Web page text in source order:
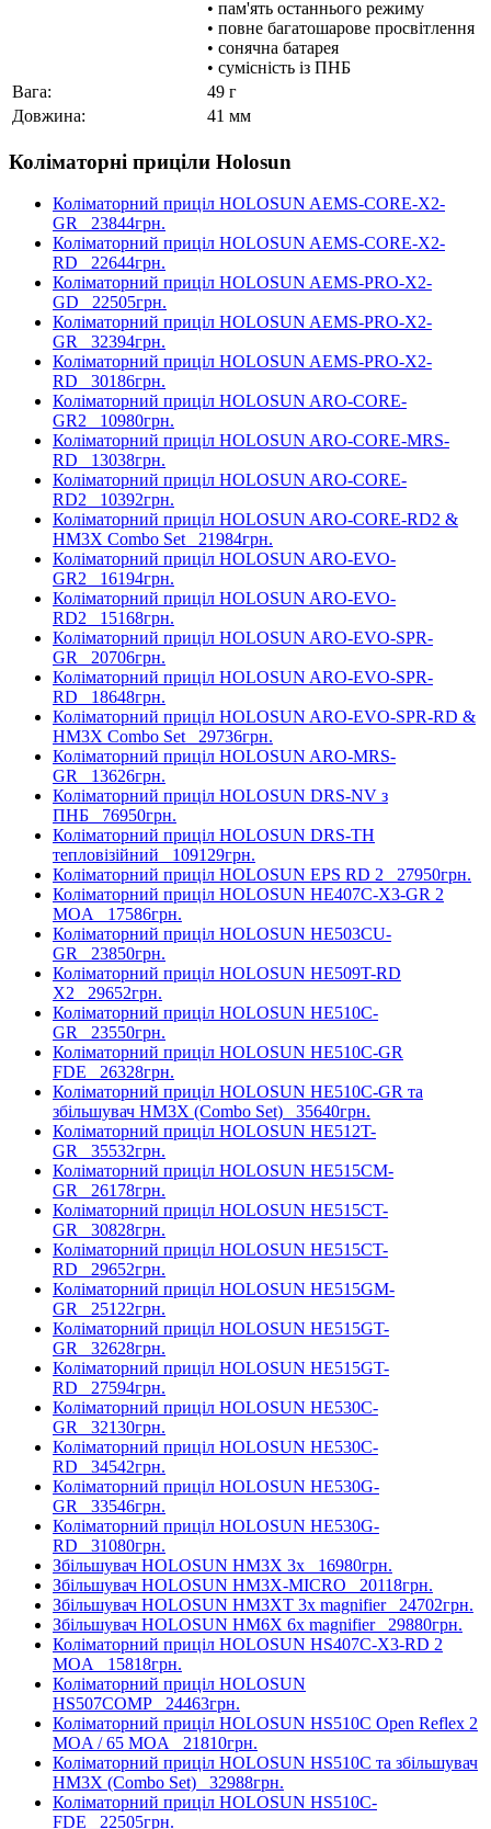
• пам'ять останнього режиму
• повне багатошарове просвітлення
• сонячна батарея
• сумісність із ПНБ
Вага:
49 г
Довжина:
41 мм
Коліматорні приціли Holosun
Коліматорний приціл HOLOSUN AEMS-CORE-X2-
GR 23844грн.
Коліматорний приціл HOLOSUN AEMS-CORE-X2-
RD 22644грн.
Коліматорний приціл HOLOSUN AEMS-PRO-X2-
GD 22505грн.
Коліматорний приціл HOLOSUN AEMS-PRO-X2-
GR 32394грн.
Коліматорний приціл HOLOSUN AEMS-PRO-X2-
RD 30186грн.
Коліматорний приціл HOLOSUN ARO-CORE-
GR2 10980грн.
Коліматорний приціл HOLOSUN ARO-CORE-MRS-
RD 13038грн.
Коліматорний приціл HOLOSUN ARO-CORE-
RD2 10392грн.
Коліматорний приціл HOLOSUN ARO-CORE-RD2 &
HM3X Combo Set 21984грн.
Коліматорний приціл HOLOSUN ARO-EVO-
GR2 16194грн.
Коліматорний приціл HOLOSUN ARO-EVO-
RD2 15168грн.
Коліматорний приціл HOLOSUN ARO-EVO-SPR-
GR 20706грн.
Коліматорний приціл HOLOSUN ARO-EVO-SPR-
RD 18648грн.
Коліматорний приціл HOLOSUN ARO-EVO-SPR-RD &
HM3X Combo Set 29736грн.
Коліматорний приціл HOLOSUN ARO-MRS-
GR 13626грн.
Коліматорний приціл HOLOSUN DRS-NV з
ПНБ 76950грн.
Коліматорний приціл HOLOSUN DRS-TH
тепловізійний 109129грн.
Коліматорний приціл HOLOSUN EPS RD 2 27950грн.
Коліматорний приціл HOLOSUN HE407C-X3-GR 2
MOA 17586грн.
Коліматорний приціл HOLOSUN HE503CU-
GR 23850грн.
Коліматорний приціл HOLOSUN HE509T-RD
X2 29652грн.
Коліматорний приціл HOLOSUN HE510C-
GR 23550грн.
Коліматорний приціл HOLOSUN HE510C-GR
FDE 26328грн.
Коліматорний приціл HOLOSUN HE510C-GR та
збільшувач HM3X (Combo Set) 35640грн.
Коліматорний приціл HOLOSUN HE512T-
GR 35532грн.
Коліматорний приціл HOLOSUN HE515CM-
GR 26178грн.
Коліматорний приціл HOLOSUN HE515CT-
GR 30828грн.
Коліматорний приціл HOLOSUN HE515CT-
RD 29652грн.
Коліматорний приціл HOLOSUN HE515GM-
GR 25122грн.
Коліматорний приціл HOLOSUN HE515GT-
GR 32628грн.
Коліматорний приціл HOLOSUN HE515GT-
RD 27594грн.
Коліматорний приціл HOLOSUN HE530C-
GR 32130грн.
Коліматорний приціл HOLOSUN HE530C-
RD 34542грн.
Коліматорний приціл HOLOSUN HE530G-
GR 33546грн.
Коліматорний приціл HOLOSUN HE530G-
RD 31080грн.
Збільшувач HOLOSUN HM3X 3x 16980грн.
Збільшувач HOLOSUN HM3X-MICRO 20118грн.
Збільшувач HOLOSUN HM3XT 3x magnifier 24702грн.
Збільшувач HOLOSUN HM6X 6x magnifier 29880грн.
Коліматорний приціл HOLOSUN HS407C-X3-RD 2
MOA 15818грн.
Коліматорний приціл HOLOSUN
HS507COMP 24463грн.
Коліматорний приціл HOLOSUN HS510C Open Reflex 2
MOA / 65 MOA 21810грн.
Коліматорний приціл HOLOSUN HS510C та збільшувач
HM3X (Combo Set) 32988грн.
Коліматорний приціл HOLOSUN HS510C-
FDE 22505грн.